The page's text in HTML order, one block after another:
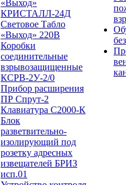
«Выход»
КРИСТАЛЛ-24Д
Световое Табло
«Выход» 220В
Коробки
соединительные
взрывозащищенные
КСРВ-2У-2/0
Прибор расширения
ПР Спрут-2
Клавиатура С2000-К
Блок
разветвительно-
изолирующий под
розетку адресных
извещателей БРИЗ
исп.01